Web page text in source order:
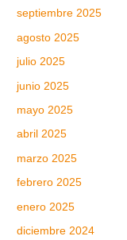
septiembre 2025
agosto 2025
julio 2025
junio 2025
mayo 2025
abril 2025
marzo 2025
febrero 2025
enero 2025
diciembre 2024